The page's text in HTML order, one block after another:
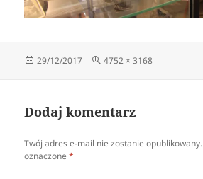
Data
29/12/2017
Pełny
4752 × 3168
Dodaj komentarz
Twój adres e-mail nie zostanie opublikowany.
oznaczone*